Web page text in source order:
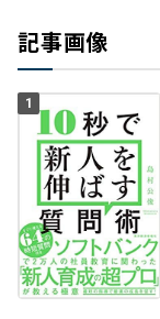
記事画像
1